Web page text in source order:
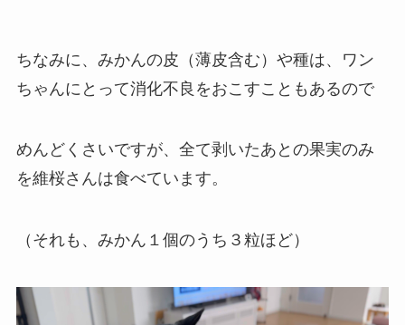
ちなみに、みかんの皮（薄皮含む）や種は、ワン
ちゃんにとって消化不良をおこすこともあるので
めんどくさいですが、全て剥いたあとの果実のみ
を維桜さんは食べています。
（それも、みかん１個のうち３粒ほど）